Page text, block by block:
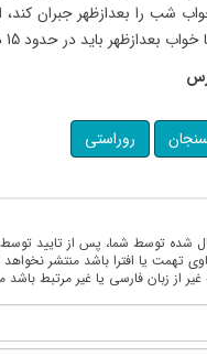
شب را بعدازظهر جبران
باید در حدود 15 دقیقه باشد.
روراستی
شده توسط شما، پس از تایید
تهمت یا افترا باشد منتشر
از زبان فارسی یا غیر مرتبط